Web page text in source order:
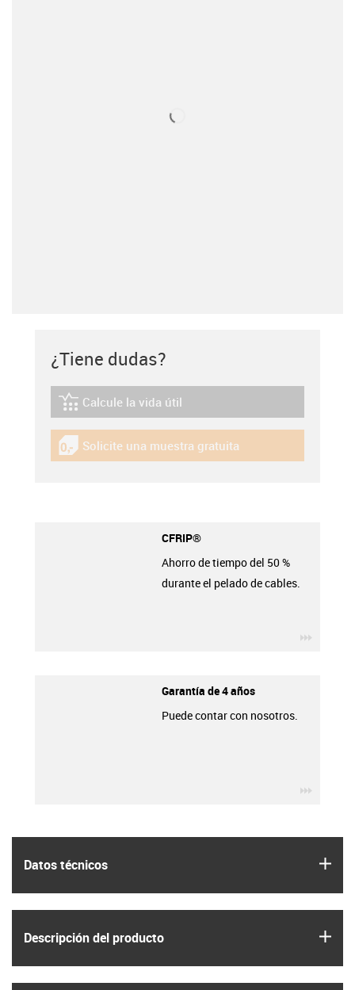
Datos técnicos
Descripción del producto
¿Tiene dudas?
igus-icon-lebensdauerrechner
Calcule la vida útil
igus-icon-gratismuster
Solicite una muestra gratuita
CFRIP®
Ahorro de tiempo del 50 %
durante el pelado de cables.
Garantía de 4 años
Puede contar con nosotros.